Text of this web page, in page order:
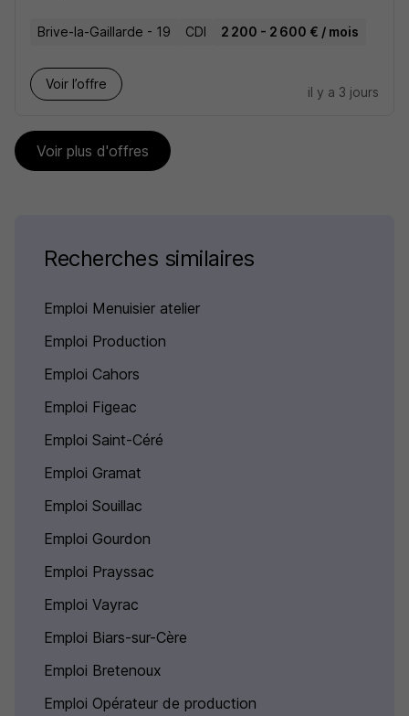
Brive-la-Gaillarde - 19 CDI 2 200 - 2 600 € / mois
Voir l’offre
il y a 3 jours
Voir plus d'offres
Recherches similaires
Emploi Menuisier atelier
Emploi Production
Emploi Cahors
Emploi Figeac
Emploi Saint-Céré
Emploi Gramat
Emploi Souillac
Emploi Gourdon
Emploi Prayssac
Emploi Vayrac
Emploi Biars-sur-Cère
Emploi Bretenoux
Emploi Opérateur de production